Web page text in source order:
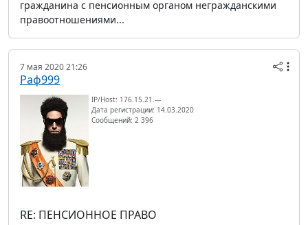
гражданина с пенсионным органом негражданскими
правоотношениями...
7 мая 2020 21:26
Раф999
IP/Host: 176.15.21.---
Дата регистрации: 14.03.2020
Сообщений: 2 396
RE: ПЕНСИОННОЕ ПРАВО